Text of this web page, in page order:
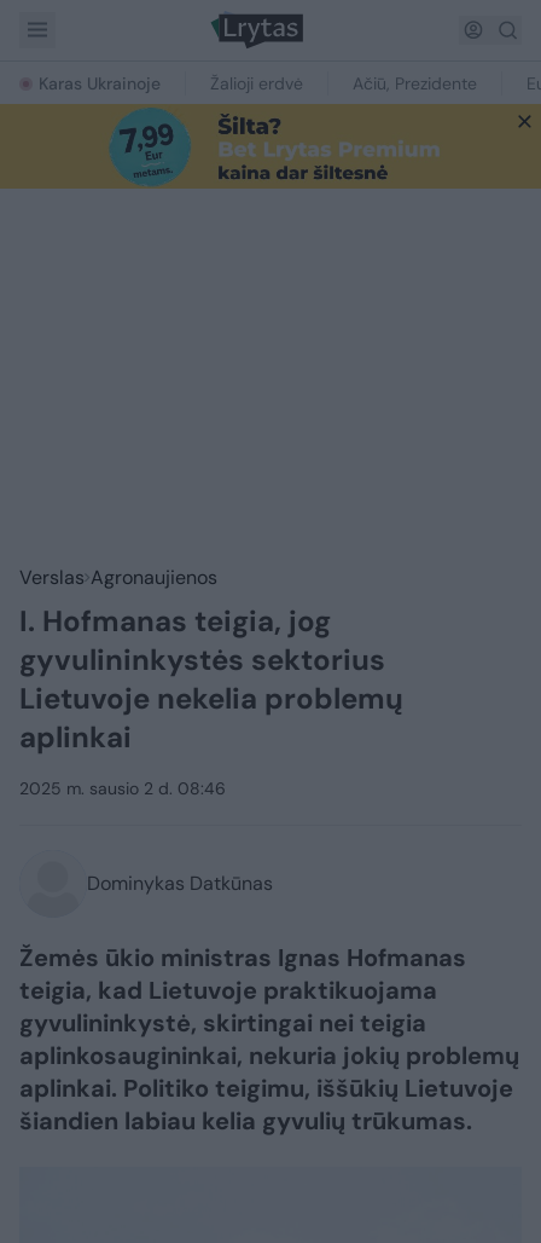
Karas Ukrainoje Žalioji erdvė Ačiū, Prezidente
Verslas Agronaujienos
I. Hofmanas teigia, jog
gyvulininkystės sektorius
Lietuvoje nekelia problemų
aplinkai
2025 m. sausio 2 d. 08:46
Dominykas Datkūnas
Žemės ūkio ministras Ignas Hofmanas
teigia, kad Lietuvoje praktikuojama
gyvulininkystė, skirtingai nei teigia
aplinkosaugininkai, nekuria jokių problemų
aplinkai. Politiko teigimu, iššūkių Lietuvoje
šiandien labiau kelia gyvulių trūkumas.